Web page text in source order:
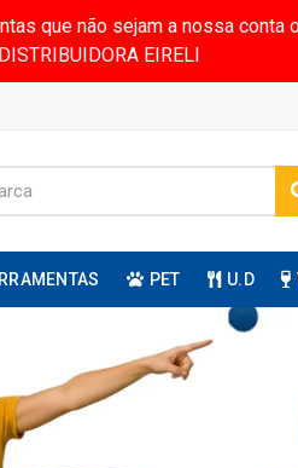
que não sejam a nossa
DISTRIBUIDORA EIRELI
PET U.D